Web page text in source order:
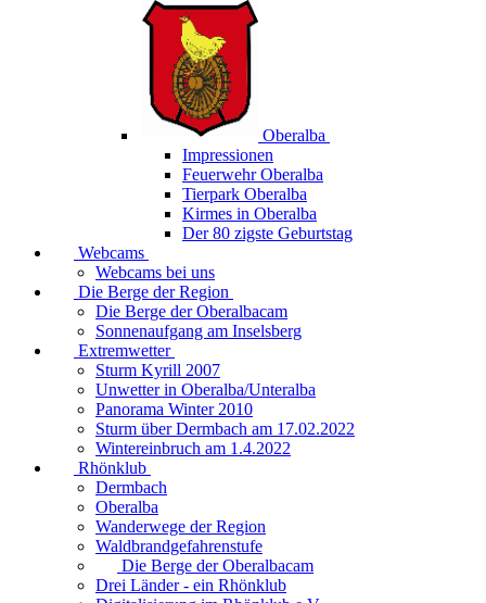
Oberalba
Impressionen
Feuerwehr Oberalba
Tierpark Oberalba
Kirmes in Oberalba
Der 80 zigste Geburtstag
Webcams
Webcams bei uns
Die Berge der Region
Die Berge der Oberalbacam
Sonnenaufgang am Inselsberg
Extremwetter
Sturm Kyrill 2007
Unwetter in Oberalba/Unteralba
Panorama Winter 2010
Sturm über Dermbach am 17.02.2022
Wintereinbruch am 1.4.2022
Rhönklub
Dermbach
Oberalba
Wanderwege der Region
Waldbrandgefahrenstufe
Die Berge der Oberalbacam
Drei Länder - ein Rhönklub